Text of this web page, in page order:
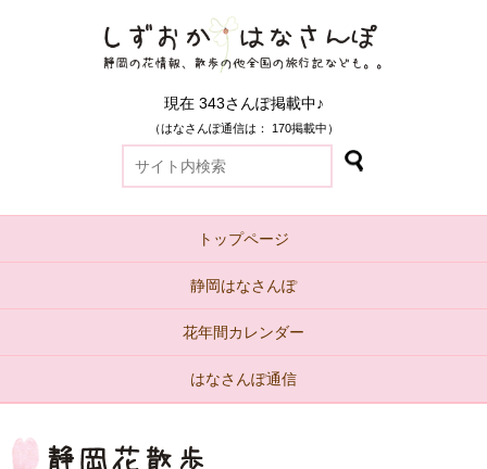
現在 343さんぽ掲載中♪
（はなさんぽ通信は： 170掲載中）
トップページ
静岡はなさんぽ
花年間カレンダー
はなさんぽ通信